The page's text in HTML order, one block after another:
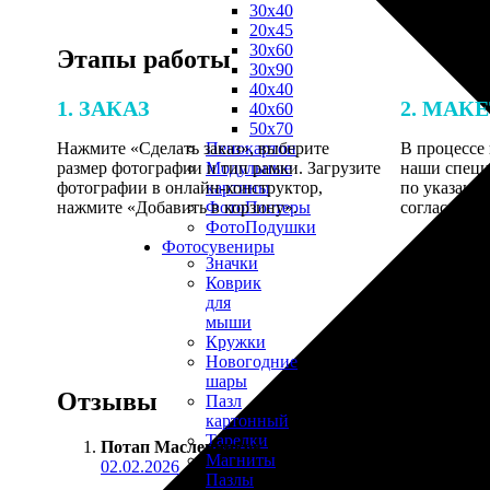
30х40
20х45
30х60
30х90
40х40
40х60
50х70
Пенокартон
Модульные
картины
ФотоПостеры
ФотоПодушки
Фотоcувениры
Значки
Коврик
для
мыши
Кружки
Новогодние
шары
Пазл
картонный
Тарелки
Магниты
Пазлы
Этапы работы
1. ЗАКАЗ
Нажмите «Сделать заказ», выберите
размер фотографии и тип рамки. Загрузите
фотографии в онлайн-конструктор,
нажмите «Добавить в корзину».
2.
В процессе
наши
по
Отзывы
Потап Масленников :
02.02.2026